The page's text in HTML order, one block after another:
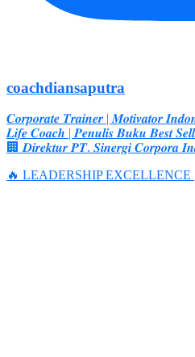
coachdiansaputra
𝑪𝒐𝒓𝒑𝒐𝒓𝒂𝒕𝒆 𝑻𝒓𝒂𝒊𝒏𝒆𝒓 | 𝑴𝒐𝒕𝒊𝒗𝒂𝒕𝒐𝒓
𝑳𝒊𝒇𝒆 𝑪𝒐𝒂𝒄𝒉 | 𝑷𝒆𝒏𝒖𝒍𝒊𝒔 𝑩𝒖𝒌𝒖 𝑩𝒆𝒔𝒕
🏢 𝑫𝒊𝒓𝒆𝒌𝒕𝒖𝒓 𝑷𝑻. 𝑺𝒊𝒏𝒆𝒓𝒈𝒊 𝑪𝒐𝒓𝒑𝒐𝒓𝒂
🔥 LEADERSHIP EXCELLENCE